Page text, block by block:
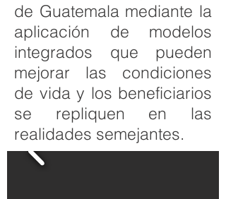
de Guatemala mediante la
aplicación de modelos
integrados que pueden
mejorar las condiciones
de vida y los beneficiarios
se repliquen en las
realidades semejantes.